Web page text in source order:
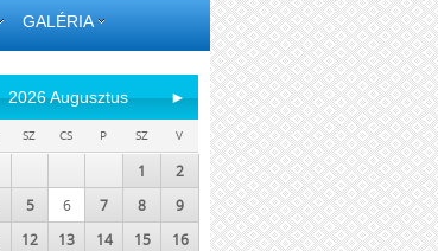
GALÉRIA
2026 Augusztus ►
SZ CS P SZ V
1
2
5 6 7 8
9
12 13 14 15
16